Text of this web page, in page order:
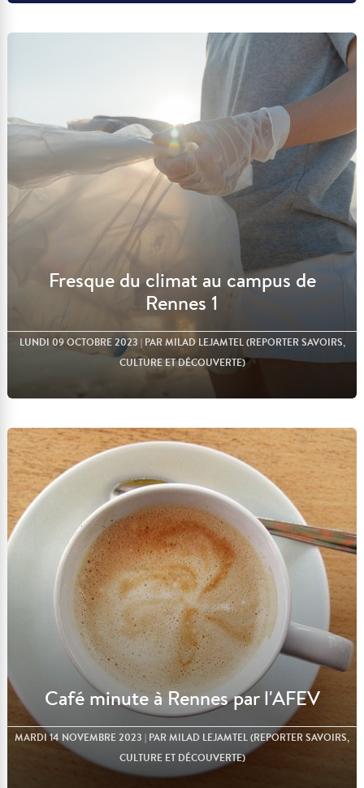
Lire l'article
Fresque du climat au campus de
Rennes 1
LUNDI 09 OCTOBRE 2023 | PAR MILAD LEJAMTEL (REPORTER SAVOIRS,
CULTURE ET DÉCOUVERTE)
Lire l'article
Café minute à Rennes par l'AFEV
MARDI 14 NOVEMBRE 2023 | PAR MILAD LEJAMTEL (REPORTER SAVOIRS,
CULTURE ET DÉCOUVERTE)